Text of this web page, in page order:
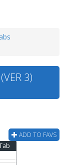
3)
ADD TO FAVS